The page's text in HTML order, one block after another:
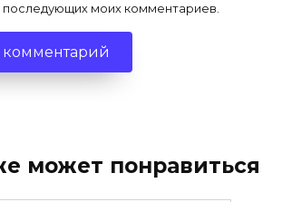
последующих моих комментариев.
может понравиться